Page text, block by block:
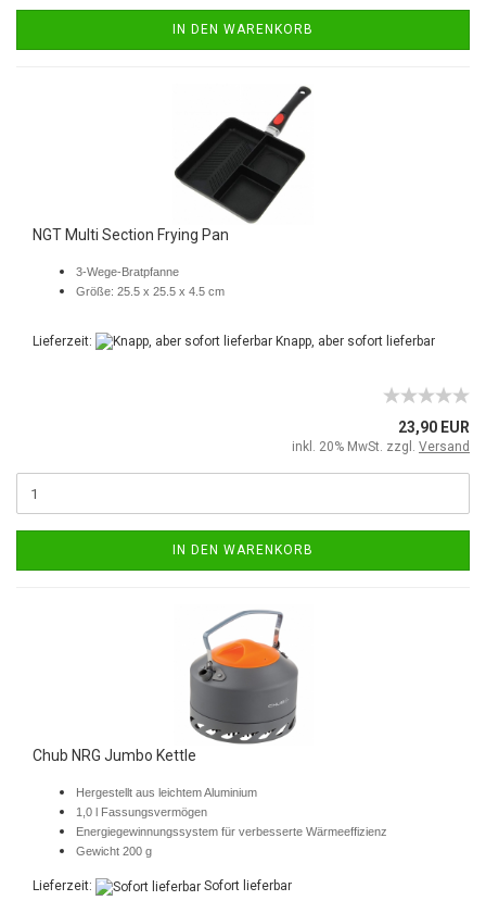
IN DEN WARENKORB
NGT Multi Section Frying Pan
3-Wege-Bratpfanne
Größe: 25.5 x 25.5 x 4.5 cm
Lieferzeit: Knapp, aber sofort lieferbar
23,90 EUR
inkl. 20% MwSt. zzgl. Versand
IN DEN WARENKORB
Chub NRG Jumbo Kettle
Hergestellt aus leichtem Aluminium
1,0 l Fassungsvermögen
Energiegewinnungssystem für verbesserte Wärmeeffizienz
Gewicht 200 g
Lieferzeit: Sofort lieferbar